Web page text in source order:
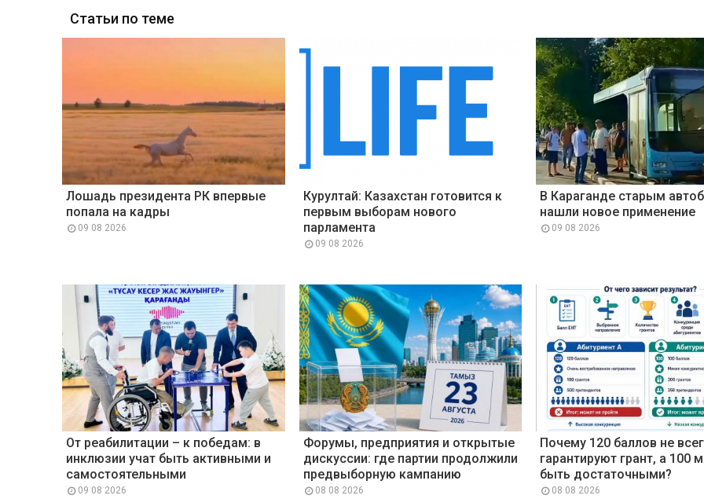
Статьи по теме
Лошадь президента РК впервые
попала на кадры
09 08 2026
Курултай: Казахстан готовится к
первым выборам нового
парламента
09 08 2026
В Караганде старым
нашли новое применение
09 08 2026
От реабилитации – к победам: в
инклюзии учат быть активными и
самостоятельными
09 08 2026
Форумы, предприятия и открытые
дискуссии: где партии продолжили
предвыборную кампанию
08 08 2026
Почему 120 баллов не
гарантируют грант, а 100
быть достаточными?
08 08 2026